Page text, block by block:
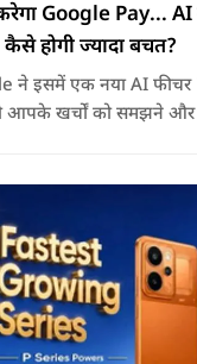
Google Pay... AI
होगी ज्यादा बचत?
आपके खर्चों को समझने और